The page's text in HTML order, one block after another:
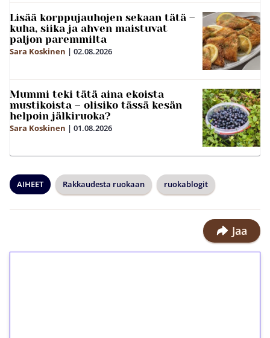
Lisää korppujauhojen sekaan tätä –
kuha, siika ja ahven maistuvat
paljon paremmilta
Sara Koskinen | 02.08.2026
Mummi teki tätä aina ekoista
mustikoista – olisiko tässä kesän
helpoin jälkiruoka?
Sara Koskinen | 01.08.2026
AIHEET Rakkaudesta ruokaan ruokablogit
Jaa